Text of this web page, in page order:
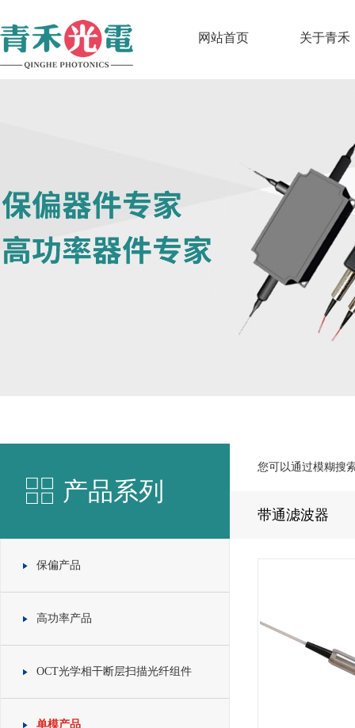
网站首页 关于青禾
产品系列
保偏产品
高功率产品
OCT光学相干断层扫描光纤组件
单模产品
您可以通过模糊搜
带通滤波器